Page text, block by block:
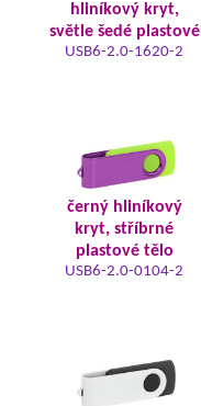
hliníkový kryt,
světle šedé plastové
USB6-2.0-1620-2
černý hliníkový
kryt, stříbrné
plastové tělo
USB6-2.0-0104-2